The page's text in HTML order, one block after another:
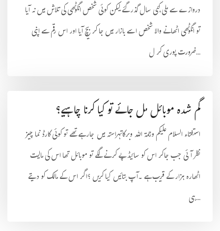
دروازے سے ملی،کئی سال گذر گئے لیکن کوئی شخص انگوٹھی کی تلاش میں نہ آیا
تو انگوٹھی اٹھانے والا شخص اسے بازار میں جا کر بیچ آیا اور اس رقم سے اپنی
ضرورت پوری کر ل...
گم شدہ موبائل مل جائے تو کیا کرنا چاہیے؟
استفتاء السلام علیکم ورحمۃ اللہ وبرکاتہراستہ میں جارہے تھے تو کوئی کارڈ نما چیز
نظر آئی جب جاکر اس کو سائیڈ پے کرنے لگے تو موبائل تھا اس کی مالیت
اٹھارہ ہزار کے قریب ہے ۔آپ بتائیں کیا کریں ؟اگر اس کے مالک کو دیتے
ہی...